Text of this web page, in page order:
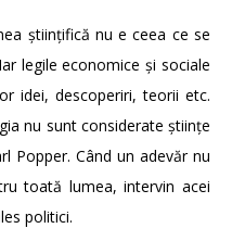
științifică nu e ceea ce se
legile economice și sociale
idei, descoperiri, teorii etc.
nu sunt considerate științe
Popper. Când un adevăr nu
toată lumea, intervin acei
politici.